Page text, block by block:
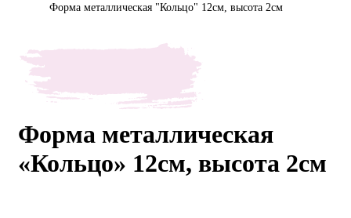
Форма металлическая "Кольцо" 12см, высота 2см
Форма металлическая
«Кольцо» 12см, высота 2см